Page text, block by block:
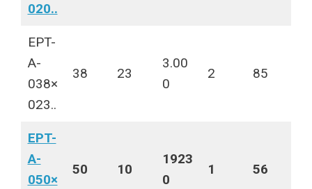
020..
EPT-
A-
038×
023..
38 23
3.00
0
2 85
EPT-
A-
050×
50 10
1923
0
1 56